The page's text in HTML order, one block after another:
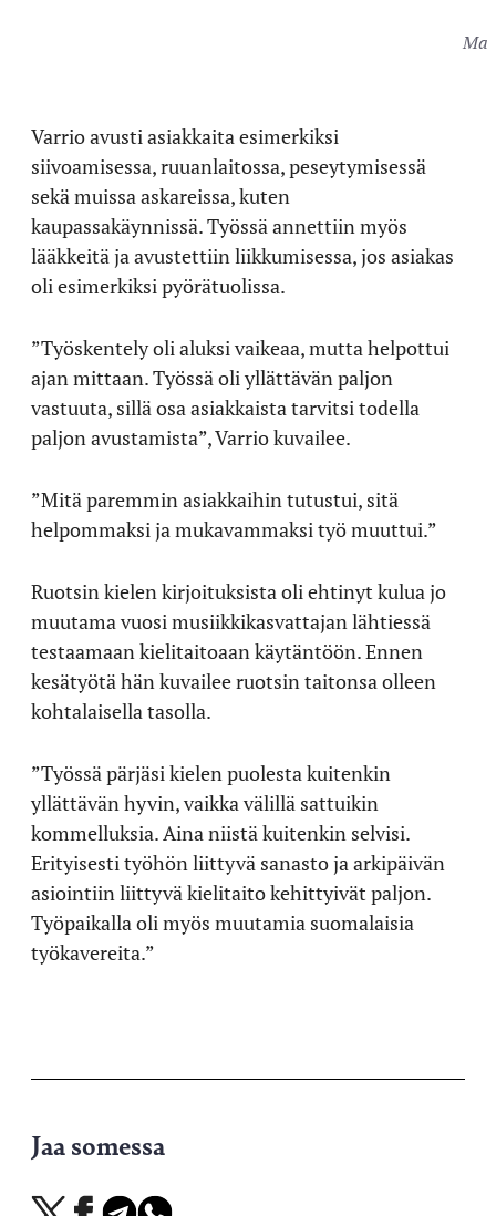
Varrio avusti asiakkaita esimerkiksi
siivoamisessa, ruuanlaitossa, peseytymisessä
sekä muissa askareissa, kuten
kaupassakäynnissä. Työssä annettiin myös
lääkkeitä ja avustettiin liikkumisessa, jos asiakas
oli esimerkiksi pyörätuolissa.
”Työskentely oli aluksi vaikeaa, mutta helpottui
ajan mittaan. Työssä oli yllättävän paljon
vastuuta, sillä osa asiakkaista tarvitsi todella
paljon avustamista”, Varrio kuvailee.
”Mitä paremmin asiakkaihin tutustui, sitä
helpommaksi ja mukavammaksi työ muuttui.”
Ruotsin kielen kirjoituksista oli ehtinyt kulua jo
muutama vuosi musiikkikasvattajan lähtiessä
testaamaan kielitaitoaan käytäntöön. Ennen
kesätyötä hän kuvailee ruotsin taitonsa olleen
kohtalaisella tasolla.
”Työssä pärjäsi kielen puolesta kuitenkin
yllättävän hyvin, vaikka välillä sattuikin
kommelluksia. Aina niistä kuitenkin selvisi.
Erityisesti työhön liittyvä sanasto ja arkipäivän
asiointiin liittyvä kielitaito kehittyivät paljon.
Työpaikalla oli myös muutamia suomalaisia
työkavereita.”
Jaa somessa
Jaa Jaa Jaa Jaa